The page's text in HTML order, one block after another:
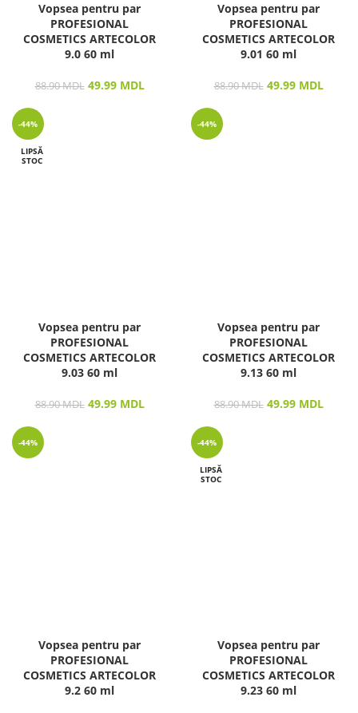
Vopsea pentru par
PROFESIONAL
COSMETICS ARTECOLOR
9.0 60 ml
88.90MDL 49.99 MDL
Vopsea pentru par
PROFESIONAL
COSMETICS ARTECOLOR
9.01 60 ml
88.90MDL 49.99 MDL
-44%
LIPSĂ
STOC
Vopsea pentru par
PROFESIONAL
COSMETICS ARTECOLOR
9.03 60 ml
88.90MDL 49.99 MDL
-44%
Vopsea pentru par
PROFESIONAL
COSMETICS ARTECOLOR
9.13 60 ml
88.90MDL 49.99 MDL
-44%
Vopsea pentru par
PROFESIONAL
COSMETICS ARTECOLOR
9.2 60 ml
-44%
LIPSĂ
STOC
Vopsea pentru par
PROFESIONAL
COSMETICS ARTECOLOR
9.23 60 ml